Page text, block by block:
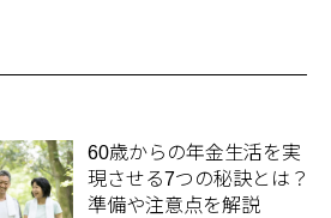
60歳からの年金生活を実
現させる7つの秘訣とは？
準備や注意点を解説